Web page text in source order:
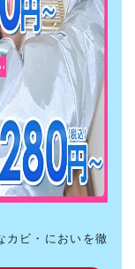
カビ・においを徹